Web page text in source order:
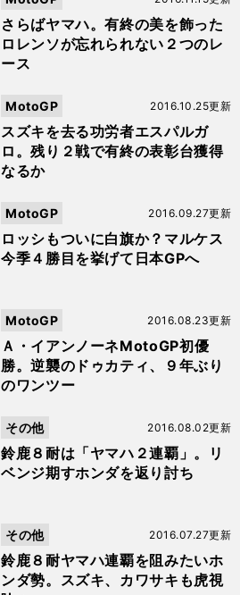
さらばヤマハ。有終の美を飾った
ロレンソが忘れられない２つのレ
ース
スズキを去る功労者エスパルガ
ロ。残り２戦で有終の表彰台獲得
なるか
2016.10.25更新
MotoGP
ロッシもついに白旗か？マルケス
今季４勝目を挙げて日本GPへ
2016.09.27更新
MotoGP
Ａ・イアンノーネMotoGP初優
勝。逆襲のドゥカティ、９年ぶり
のワンツー
2016.08.23更新
MotoGP
鈴鹿８耐は「ヤマハ２連覇」。リ
ベンジ期すホンダを返り討ち
2016.08.02更新
その他
鈴鹿８耐ヤマハ連覇を阻みたいホ
ンダ勢。スズキ、カワサキも虎視
2016.07.27更新
その他